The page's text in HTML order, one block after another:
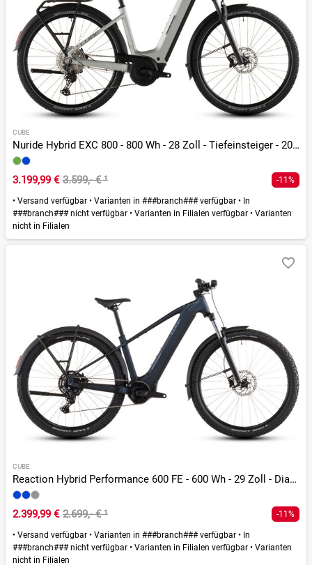
CUBE
Nuride Hybrid EXC 800 - 800 Wh - 28 Zoll - Tiefeinsteiger - 2026
3.199,99 € 3.599,- €¹ -11%
• Versand verfügbar • Varianten in ###branch### verfügbar • In
###branch### nicht verfügbar • Varianten in Filialen verfügbar • Varianten
nicht in Filialen
CUBE
Reaction Hybrid Performance 600 FE - 600 Wh - 29 Zoll - Diamant - 2026
2.399,99 € 2.699,- €¹ -11%
• Versand verfügbar • Varianten in ###branch### verfügbar • In
###branch### nicht verfügbar • Varianten in Filialen verfügbar • Varianten
nicht in Filialen